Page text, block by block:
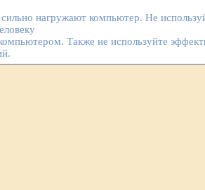
нагружают компьютер. Не
Также не используйте